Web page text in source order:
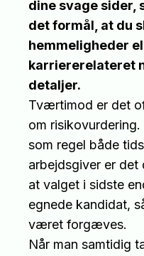
dine svage sider,
det formål, at du
hemmeligheder
karriererelateret
detaljer.
Tværtimod er det
om
som regel både
arbejdsgiver er det
at valget i sidste
egnede kandidat,
været forgæves.
Når man samtidig